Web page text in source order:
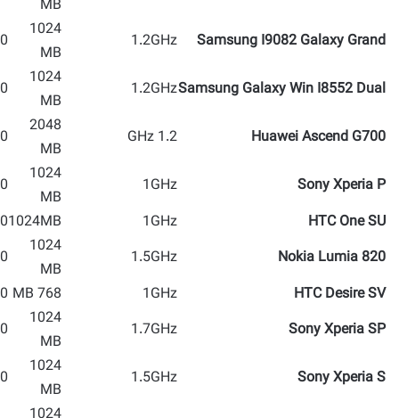
MB
Samsung I9082 Galaxy Grand
1.2GHz
1024
MB
Samsung Galaxy Win I8552 Dual
1.2GHz
1024
MB
Huawei Ascend G700
1.2 GHz
2048
MB
Sony Xperia P
1GHz
1024
MB
HTC One SU
1GHz
1024MB
Nokia Lumia 820
1.5GHz
1024
MB
HTC Desire SV
1GHz
768 MB
Sony Xperia SP
1.7GHz
1024
MB
Sony Xperia S
1.5GHz
1024
MB